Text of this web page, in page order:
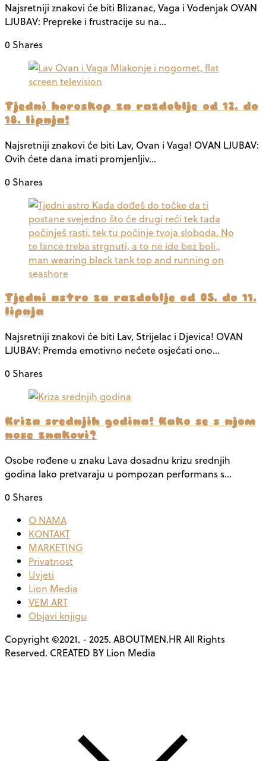
Najsretniji znakovi će biti Blizanac, Vaga i Vodenjak OVAN
LJUBAV: Prepreke i frustracije su na…
0 Shares
Tjedni horoskop za razdoblje od 12. do
18. lipnja!
Najsretniji znakovi će biti Lav, Ovan i Vaga! OVAN LJUBAV:
Ovih ćete dana imati promjenljiv…
0 Shares
Tjedni astro za razdoblje od 05. do 11.
lipnja
Najsretniji znakovi će biti Lav, Strijelac i Djevica! OVAN
LJUBAV: Premda emotivno nećete osjećati ono…
0 Shares
Kriza srednjih godina! Kako se s njom
nose znakovi?
Osobe rođene u znaku Lava dosadnu krizu srednjih
godina lako pretvaraju u pompozan performans s…
0 Shares
O NAMA
KONTAKT
MARKETING
Privatnost
Uvjeti
Lion Media
VEM ART
Objavi knjigu
Copyright ©2021. - 2025. ABOUTMEN.HR All Rights
Reserved. CREATED BY Lion Media